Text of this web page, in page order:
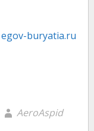
egov-buryatia.ru
AeroAspid